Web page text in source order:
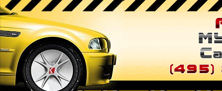
Правила разводки и подключения проводов - Музыка для
усилители, dvd-магнитолы, навигационные системы от